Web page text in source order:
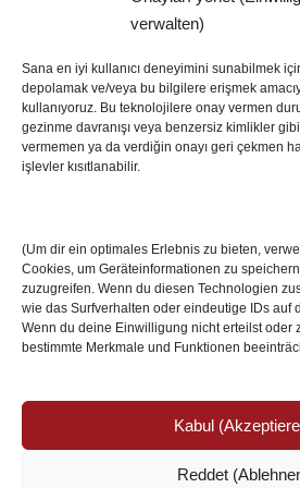
verwalten)
Sana en iyi kullanıcı deneyimini sunabilmek
depolamak ve/veya bu bilgilere erişmek
kullanıyoruz. Bu teknolojilere onay vermen
gezinme davranışı veya benzersiz kimlikler
vermemen ya da verdiğin onayı geri çekmen
işlevler kısıtlanabilir.
(Um dir ein optimales Erlebnis zu bieten,
Cookies, um Geräteinformationen zu
zuzugreifen. Wenn du diesen Technologien
wie das Surfverhalten oder eindeutige IDs auf
Wenn du deine Einwilligung nicht erteilst oder
bestimmte Merkmale und Funktionen
Kabul
Reddet
SON HABERLER
İstanbul’da Avrupa Ligi
Villa Boğaz’da Tarih
08 May 2026
17 Nis 2026